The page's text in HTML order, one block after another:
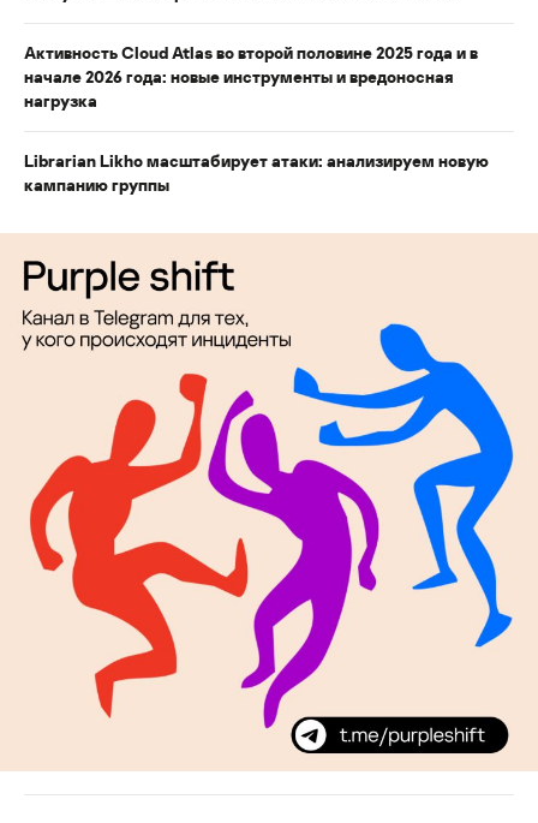
Активность Cloud Atlas во второй половине 2025 года и в
начале 2026 года: новые инструменты и вредоносная
нагрузка
Librarian Likho масштабирует атаки: анализируем новую
кампанию группы